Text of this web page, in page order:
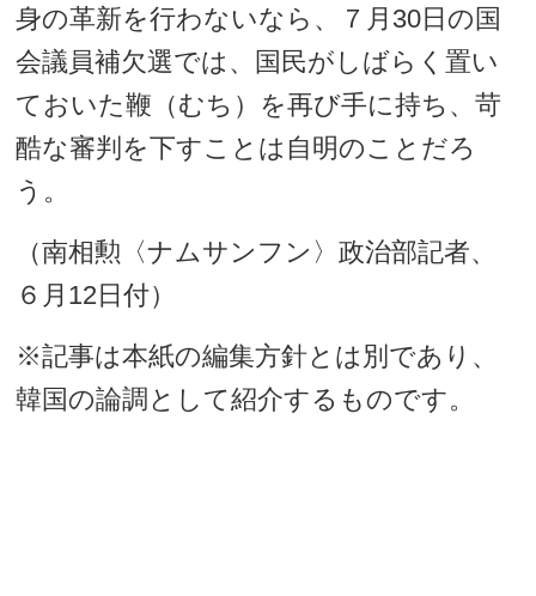
身の革新を行わないなら、７月30日の国
会議員補欠選では、国民がしばらく置い
ておいた鞭（むち）を再び手に持ち、苛
酷な審判を下すことは自明のことだろ
う。
（南相勲〈ナムサンフン〉政治部記者、
６月12日付）
※記事は本紙の編集方針とは別であり、
韓国の論調として紹介するものです。